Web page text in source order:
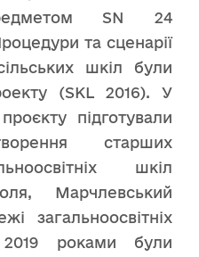
SN 24
та сценарії
шкіл були
(SKL 2016). У
підготували
старших
шкіл
Марчлевський
загальноосвітніх
роками були